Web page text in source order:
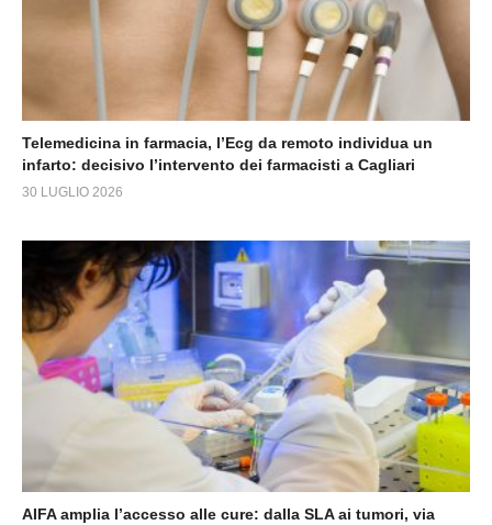
Telemedicina in farmacia, l’Ecg da remoto individua un
infarto: decisivo l’intervento dei farmacisti a Cagliari
30 LUGLIO 2026
AIFA amplia l’accesso alle cure: dalla SLA ai tumori, via